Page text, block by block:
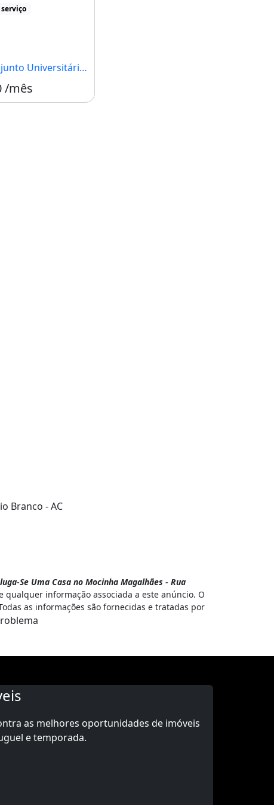
Universitário, Rio Branco - AC
/mês
Branco - AC
Se Uma Casa no Mocinha Magalhães - Rua
qualquer informação associada a este anúncio. O
as informações são fornecidas e tratadas por
as melhores oportunidades de imóveis
e temporada.